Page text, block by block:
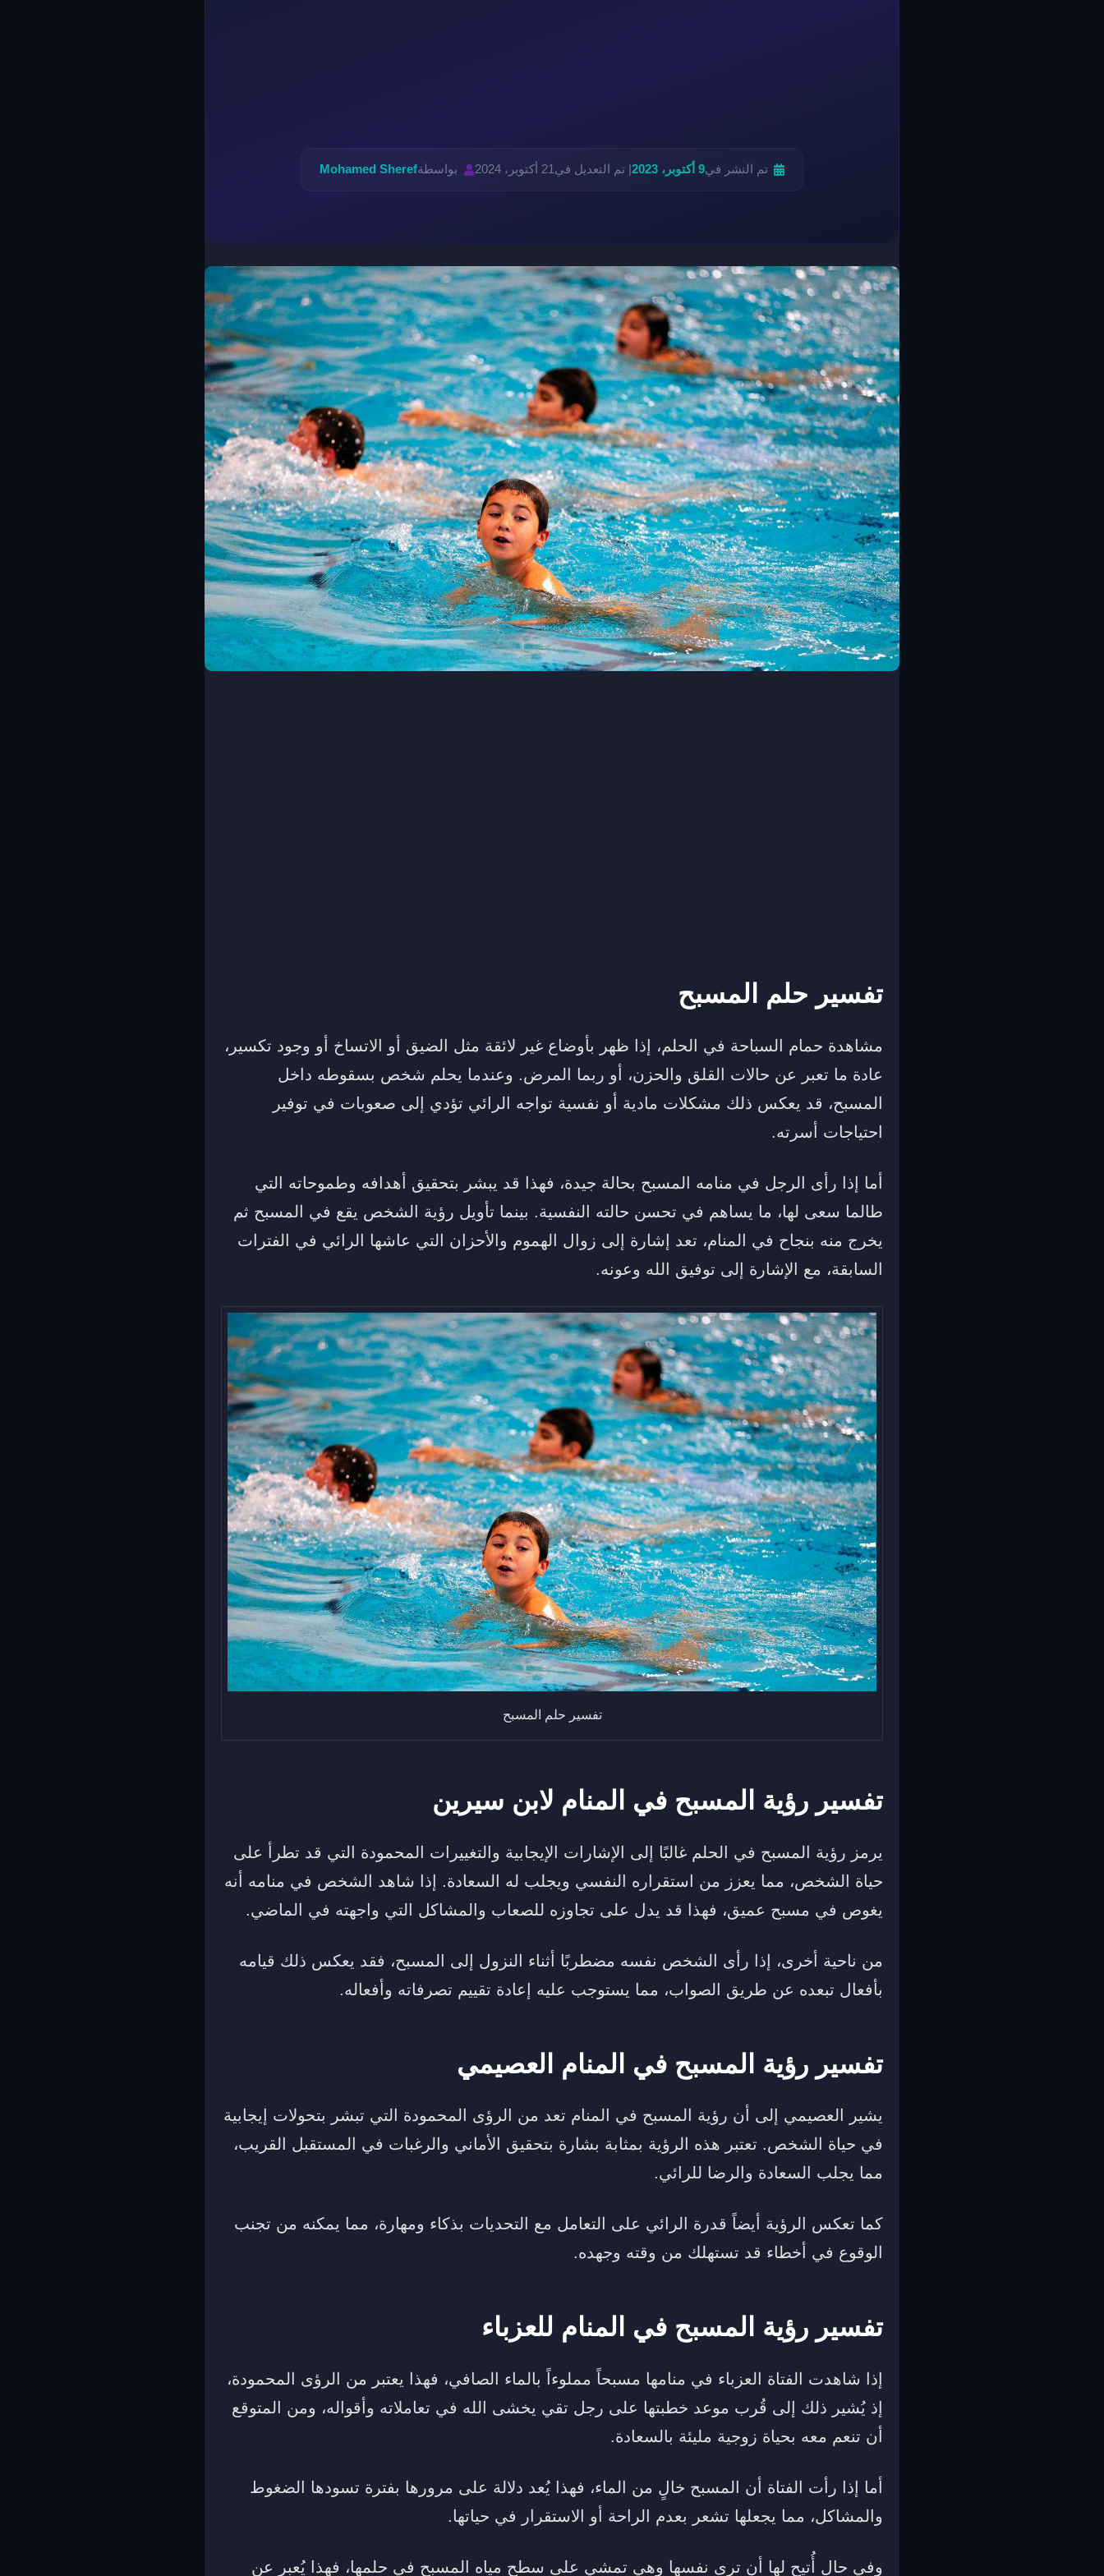
تم النشر في9 أكتوبر، 2023 | تم التعديل في 21 أكتوبر، 2024 بواسطةMohamed Sheref
تفسير حلم المسبح
مشاهدة حمام السباحة في الحلم، إذا ظهر بأوضاع غير لائقة مثل الضيق أو الاتساخ أو وجود تكسير،
عادة ما تعبر عن حالات القلق والحزن، أو ربما المرض. وعندما يحلم شخص بسقوطه داخل
المسبح، قد يعكس ذلك مشكلات مادية أو نفسية تواجه الرائي تؤدي إلى صعوبات في توفير
احتياجات أسرته.
أما إذا رأى الرجل في منامه المسبح بحالة جيدة، فهذا قد يبشر بتحقيق أهدافه وطموحاته التي
طالما سعى لها، ما يساهم في تحسن حالته النفسية. بينما تأويل رؤية الشخص يقع في المسبح ثم
يخرج منه بنجاح في المنام، تعد إشارة إلى زوال الهموم والأحزان التي عاشها الرائي في الفترات
السابقة، مع الإشارة إلى توفيق الله وعونه.
تفسير حلم المسبح
تفسير رؤية المسبح في المنام لابن سيرين
يرمز رؤية المسبح في الحلم غالبًا إلى الإشارات الإيجابية والتغييرات المحمودة التي قد تطرأ على
حياة الشخص، مما يعزز من استقراره النفسي ويجلب له السعادة. إذا شاهد الشخص في منامه أنه
يغوص في مسبح عميق، فهذا قد يدل على تجاوزه للصعاب والمشاكل التي واجهته في الماضي.
من ناحية أخرى، إذا رأى الشخص نفسه مضطربًا أثناء النزول إلى المسبح، فقد يعكس ذلك قيامه
بأفعال تبعده عن طريق الصواب، مما يستوجب عليه إعادة تقييم تصرفاته وأفعاله.
تفسير رؤية المسبح في المنام العصيمي
يشير العصيمي إلى أن رؤية المسبح في المنام تعد من الرؤى المحمودة التي تبشر بتحولات إيجابية
في حياة الشخص. تعتبر هذه الرؤية بمثابة بشارة بتحقيق الأماني والرغبات في المستقبل القريب،
مما يجلب السعادة والرضا للرائي.
كما تعكس الرؤية أيضاً قدرة الرائي على التعامل مع التحديات بذكاء ومهارة، مما يمكنه من تجنب
الوقوع في أخطاء قد تستهلك من وقته وجهده.
تفسير رؤية المسبح في المنام للعزباء
إذا شاهدت الفتاة العزباء في منامها مسبحاً مملوءاً بالماء الصافي، فهذا يعتبر من الرؤى المحمودة،
إذ يُشير ذلك إلى قُرب موعد خطبتها على رجل تقي يخشى الله في تعاملاته وأقواله، ومن المتوقع
أن تنعم معه بحياة زوجية مليئة بالسعادة.
أما إذا رأت الفتاة أن المسبح خالٍ من الماء، فهذا يُعد دلالة على مرورها بفترة تسودها الضغوط
والمشاكل، مما يجعلها تشعر بعدم الراحة أو الاستقرار في حياتها.
وفي حال أُتيح لها أن ترى نفسها وهي تمشي على سطح مياه المسبح في حلمها، فهذا يُعبر عن